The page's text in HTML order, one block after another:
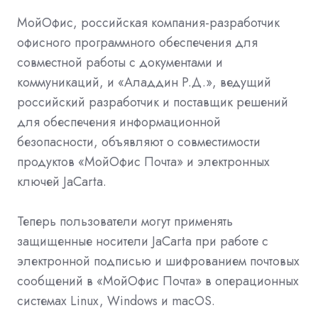
МойОфис, российская компания-разработчик
офисного программного обеспечения для
совместной работы с документами и
коммуникаций, и «Аладдин Р.Д.», ведущий
российский разработчик и поставщик решений
для обеспечения информационной
безопасности, объявляют о совместимости
продуктов «МойОфис Почта» и электронных
ключей JaCarta.
Теперь пользователи могут применять
защищенные носители JaCarta при работе с
электронной подписью и шифрованием почтовых
сообщений в «МойОфис Почта» в операционных
системах Linux, Windows и macOS.